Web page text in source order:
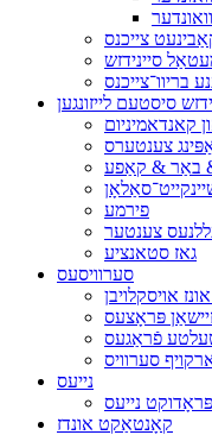
צייכנס
סיינידזש
בריוו־צייכנס
סיסטעם לייזונגען
קאנדאמיניום
צענטערס
באַר & קאַפע
פירמע
צענטער
גאז סטאנציע
סערוויסעס
אויסקלויבן
פּראָצעס
פֿראַגעס
סערוויס
נייעס
פּראָדוקט נייעס
קאָנטאַקט אונדז